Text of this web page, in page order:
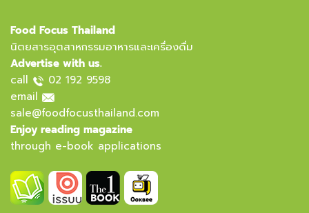
Food Focus Thailand
นิตยสารอุตสาหกรรมอาหารและเครื่องดื่ม
Advertise with us.
call
02 192 9598
email
sale@foodfocusthailand.com
Enjoy reading magazine
through e-book applications